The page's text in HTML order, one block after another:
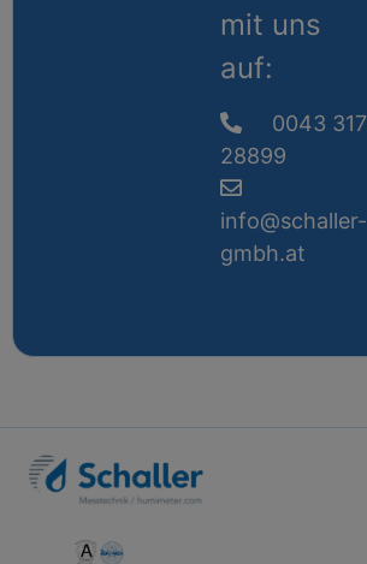
mit uns
auf:
0043
28899
info@schaller-
gmbh.at